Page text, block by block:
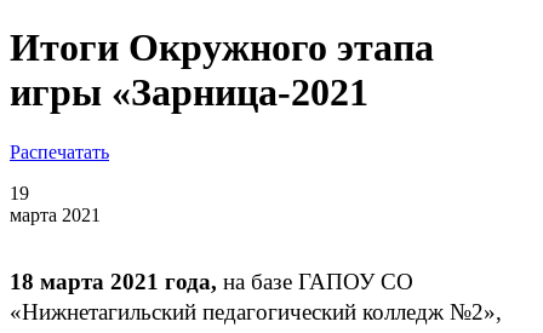
Итоги Окружного этапа
игры «Зарница-2021
Распечатать
19
марта 2021
18 марта 2021 года, на базе ГАПОУ СО
«Нижнетагильский педагогический колледж №2»,